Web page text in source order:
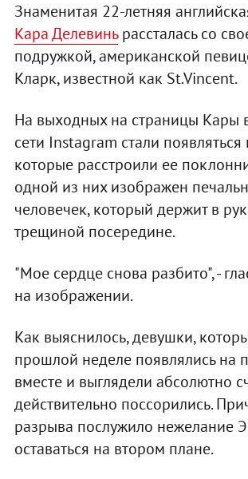
Знаменитая 22-летняя
Кара Делевиньрассталась со
подружкой, американской
Кларк, известной как St.Vincent.
На выходных на страницы Кары
сети Instagram стали появляться
которые расстроили ее
одной из них изображен
человечек, который держит в
трещиной посередине.
"Мое сердце снова разбито", -
на изображении.
Как выяснилось, девушки,
прошлой неделе появлялись на
вместе и выглядели абсолютно
действительно поссорились.
разрыва послужило нежелание
оставаться на втором плане.